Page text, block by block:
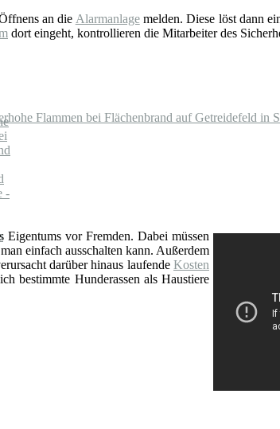
an die Alarmanlagemelden. Diese löst dann
dort eingeht, kontrollieren die Mitarbeiter des
Flammen bei Flächenbrand auf Getreidefeld in
vor Fremden. Dabei müssen
einfach ausschalten kann. Außerdem
darüber hinaus laufende Kosten
bestimmte Hunderassen als Haustiere